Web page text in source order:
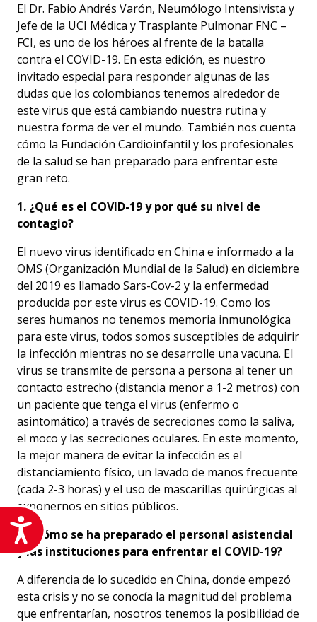
Accesibilidad
El Dr. Fabio Andrés Varón, Neumólogo Intensivista y
Jefe de la UCI Médica y Trasplante Pulmonar FNC –
FCI, es uno de los héroes al frente de la batalla
contra el COVID-19. En esta edición, es nuestro
invitado especial para responder algunas de las
dudas que los colombianos tenemos alrededor de
este virus que está cambiando nuestra rutina y
nuestra forma de ver el mundo. También nos cuenta
cómo la Fundación Cardioinfantil y los profesionales
de la salud se han preparado para enfrentar este
gran reto.
1. ¿Qué es el COVID-19 y por qué su nivel de
contagio?
El nuevo virus identificado en China e informado a la
OMS (Organización Mundial de la Salud) en diciembre
del 2019 es llamado Sars-Cov-2 y la enfermedad
producida por este virus es COVID-19. Como los
seres humanos no tenemos memoria inmunológica
para este virus, todos somos susceptibles de adquirir
la infección mientras no se desarrolle una vacuna. El
virus se transmite de persona a persona al tener un
contacto estrecho (distancia menor a 1-2 metros) con
un paciente que tenga el virus (enfermo o
asintomático) a través de secreciones como la saliva,
el moco y las secreciones oculares. En este momento,
la mejor manera de evitar la infección es el
distanciamiento físico, un lavado de manos frecuente
(cada 2-3 horas) y el uso de mascarillas quirúrgicas al
exponernos en sitios públicos.
2. ¿Cómo se ha preparado el personal asistencial
y las instituciones para enfrentar el COVID-19?
A diferencia de lo sucedido en China, donde empezó
esta crisis y no se conocía la magnitud del problema
que enfrentarían, nosotros tenemos la posibilidad de